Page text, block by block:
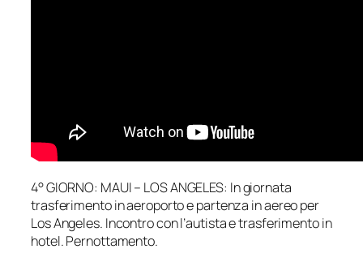
4° GIORNO: MAUI – LOS ANGELES: In giornata
trasferimento in aeroporto e partenza in aereo per
Los Angeles. Incontro con l’autista e trasferimento in
hotel. Pernottamento.